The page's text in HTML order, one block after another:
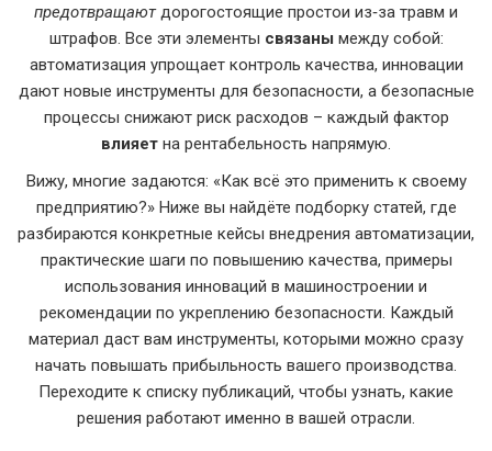
предотвращаютдорогостоящие простои из‑за травм и
штрафов. Все эти элементы связаны между собой:
автоматизация упрощает контроль качества, инновации
дают новые инструменты для безопасности, а безопасные
процессы снижают риск расходов – каждый фактор
влияет на рентабельность напрямую.
Вижу, многие задаются: «Как всё это применить к своему
предприятию?» Ниже вы найдёте подборку статей, где
разбираются конкретные кейсы внедрения автоматизации,
практические шаги по повышению качества, примеры
использования инноваций в машиностроении и
рекомендации по укреплению безопасности. Каждый
материал даст вам инструменты, которыми можно сразу
начать повышать прибыльность вашего производства.
Переходите к списку публикаций, чтобы узнать, какие
решения работают именно в вашей отрасли.